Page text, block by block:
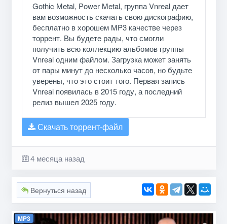
Gothic Metal, Power Metal, группа Vnreal дает
вам возможность скачать свою дискографию,
бесплатно в хорошем MP3 качестве через
торрент. Вы будете рады, что смогли
получить всю коллекцию альбомов группы
Vnreal одним файлом. Загрузка может занять
от пары минут до несколько часов, но будьте
уверены, что это стоит того. Первая запись
Vnreal появилась в 2015 году, а последний
релиз вышел 2025 году.
Скачать торрент-файл
4 месяца назад
Вернуться назад
MP3